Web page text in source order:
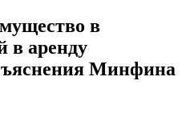
в
в аренду
Минфина